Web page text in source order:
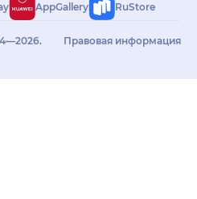
AppGallery RuStore
Правовая информация